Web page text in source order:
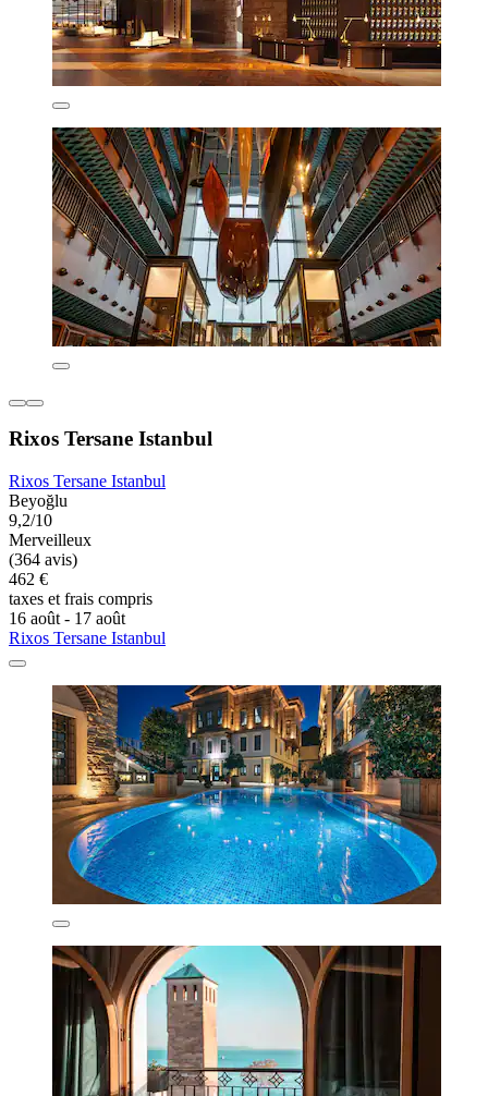
Rixos Tersane Istanbul
Rixos Tersane Istanbul
Beyoğlu
9,2/10
Merveilleux
(364 avis)
462 €
taxes et frais compris
16 août - 17 août
Rixos Tersane Istanbul